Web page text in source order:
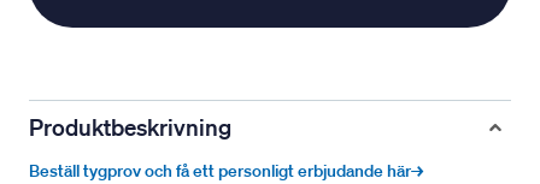
Produktbeskrivning
Beställ tygprov och få ett personligt erbjudande här→